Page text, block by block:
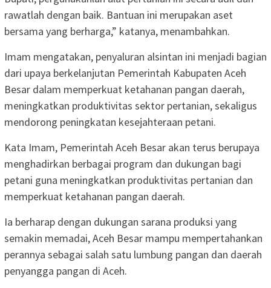
rawatlah dengan baik. Bantuan ini merupakan aset
bersama yang berharga,” katanya, menambahkan.
Imam mengatakan, penyaluran alsintan ini menjadi bagian
dari upaya berkelanjutan Pemerintah Kabupaten Aceh
Besar dalam memperkuat ketahanan pangan daerah,
meningkatkan produktivitas sektor pertanian, sekaligus
mendorong peningkatan kesejahteraan petani.
Kata Imam, Pemerintah Aceh Besar akan terus berupaya
menghadirkan berbagai program dan dukungan bagi
petani guna meningkatkan produktivitas pertanian dan
memperkuat ketahanan pangan daerah.
Ia berharap dengan dukungan sarana produksi yang
semakin memadai, Aceh Besar mampu mempertahankan
perannya sebagai salah satu lumbung pangan dan daerah
penyangga pangan di Aceh.